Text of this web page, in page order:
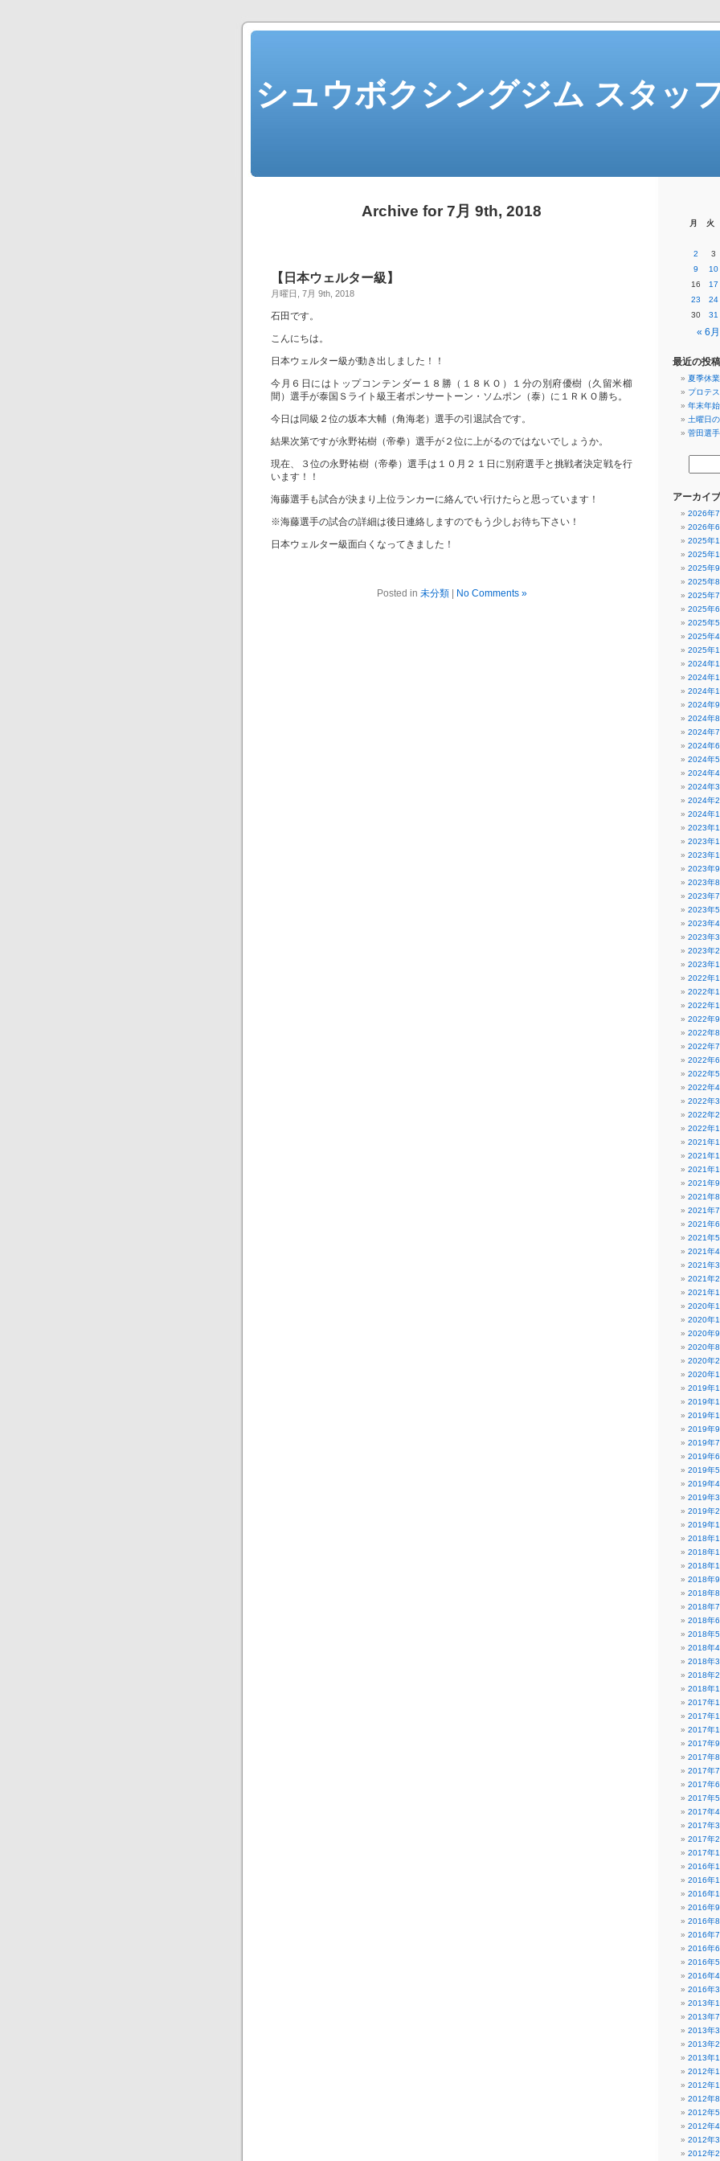
シュウボクシングジム スタッ
Archive for 7月 9th, 2018
【日本ウェルター級】
月曜日, 7月 9th, 2018
石田です。
こんにちは。
日本ウェルター級が動き出しました！！
今月６日にはトップコンテンダー１８勝（１８ＫＯ）１分の別府優樹（久留米櫛
間）選手が泰国Ｓライト級王者ポンサートーン・ソムポン（泰）に１ＲＫＯ勝ち。
今日は同級２位の坂本大輔（角海老）選手の引退試合です。
結果次第ですが永野祐樹（帝拳）選手が２位に上がるのではないでしょうか。
現在、３位の永野祐樹（帝拳）選手は１０月２１日に別府選手と挑戦者決定戦を行
います！！
海藤選手も試合が決まり上位ランカーに絡んでい行けたらと思っています！
※海藤選手の試合の詳細は後日連絡しますのでもう少しお待ち下さい！
日本ウェルター級面白くなってきました！
Posted in 未分類| No Comments »
月 火
« 6月
2
3
9
10
16
17
23
24
30
31
最近の投稿
夏季休
プロテ
年末年
土曜日
菅田選
アーカイブ
2026年7
2026年6
2025年
2025年
2025年9
2025年8
2025年7
2025年6
2025年5
2025年4
2025年1
2024年
2024年
2024年
2024年9
2024年8
2024年7
2024年6
2024年5
2024年4
2024年3
2024年2
2024年1
2023年
2023年
2023年
2023年9
2023年8
2023年7
2023年5
2023年4
2023年3
2023年2
2023年1
2022年
2022年
2022年
2022年9
2022年8
2022年7
2022年6
2022年5
2022年4
2022年3
2022年2
2022年1
2021年
2021年
2021年
2021年9
2021年8
2021年7
2021年6
2021年5
2021年4
2021年3
2021年2
2021年1
2020年
2020年
2020年9
2020年8
2020年2
2020年1
2019年
2019年
2019年
2019年9
2019年7
2019年6
2019年5
2019年4
2019年3
2019年2
2019年1
2018年
2018年
2018年
2018年9
2018年8
2018年7
2018年6
2018年5
2018年4
2018年3
2018年2
2018年1
2017年
2017年
2017年
2017年9
2017年8
2017年7
2017年6
2017年5
2017年4
2017年3
2017年2
2017年1
2016年
2016年
2016年
2016年9
2016年8
2016年7
2016年6
2016年5
2016年4
2016年3
2013年
2013年7
2013年3
2013年2
2013年1
2012年
2012年
2012年8
2012年5
2012年4
2012年3
2012年2